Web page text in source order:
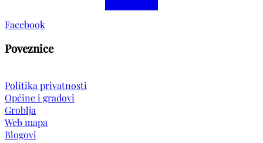
Facebook
Poveznice
Politika privatnosti
Općine i gradovi
Groblja
Web mapa
Blogovi